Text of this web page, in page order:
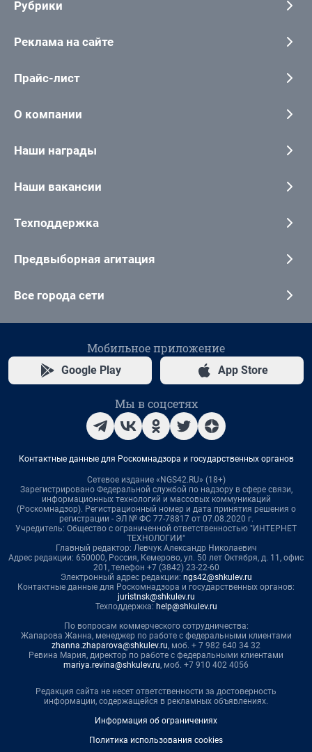
Рубрики
Реклама на сайте
Прайс-лист
О компании
Наши награды
Наши вакансии
Техподдержка
Предвыборная агитация
Все города сети
Мобильное приложение
Google Play App Store
Мы в соцсетях
Контактные данные для Роскомнадзора и государственных органов
Сетевое издание «NGS42.RU» (18+)
Зарегистрировано Федеральной службой по надзору в сфере связи,
информационных технологий и массовых коммуникаций
(Роскомнадзор). Регистрационный номер и дата принятия решения о
регистрации - ЭЛ № ФС 77-78817 от 07.08.2020 г.
Учредитель: Общество с ограниченной ответственностью "ИНТЕРНЕТ
ТЕХНОЛОГИИ"
Главный редактор: Левчук Александр Николаевич
Адрес редакции: 650000, Россия, Кемерово, ул. 50 лет Октября, д. 11, офис
201, телефон +7 (3842) 23-22-60
Электронный адрес редакции: ngs42@shkulev.ru
Контактные данные для Роскомнадзора и государственных органов:
juristnsk@shkulev.ru
Техподдержка: help@shkulev.ru
По вопросам коммерческого сотрудничества:
Жапарова Жанна, менеджер по работе с федеральными клиентами
zhanna.zhaparova@shkulev.ru, моб. + 7 982 640 34 32
Ревина Мария, директор по работе с федеральными клиентами
mariya.revina@shkulev.ru, моб. +7 910 402 4056
Редакция сайта не несет ответственности за достоверность
информации, содержащейся в рекламных объявлениях.
Информация об ограничениях
Политика использования cookies